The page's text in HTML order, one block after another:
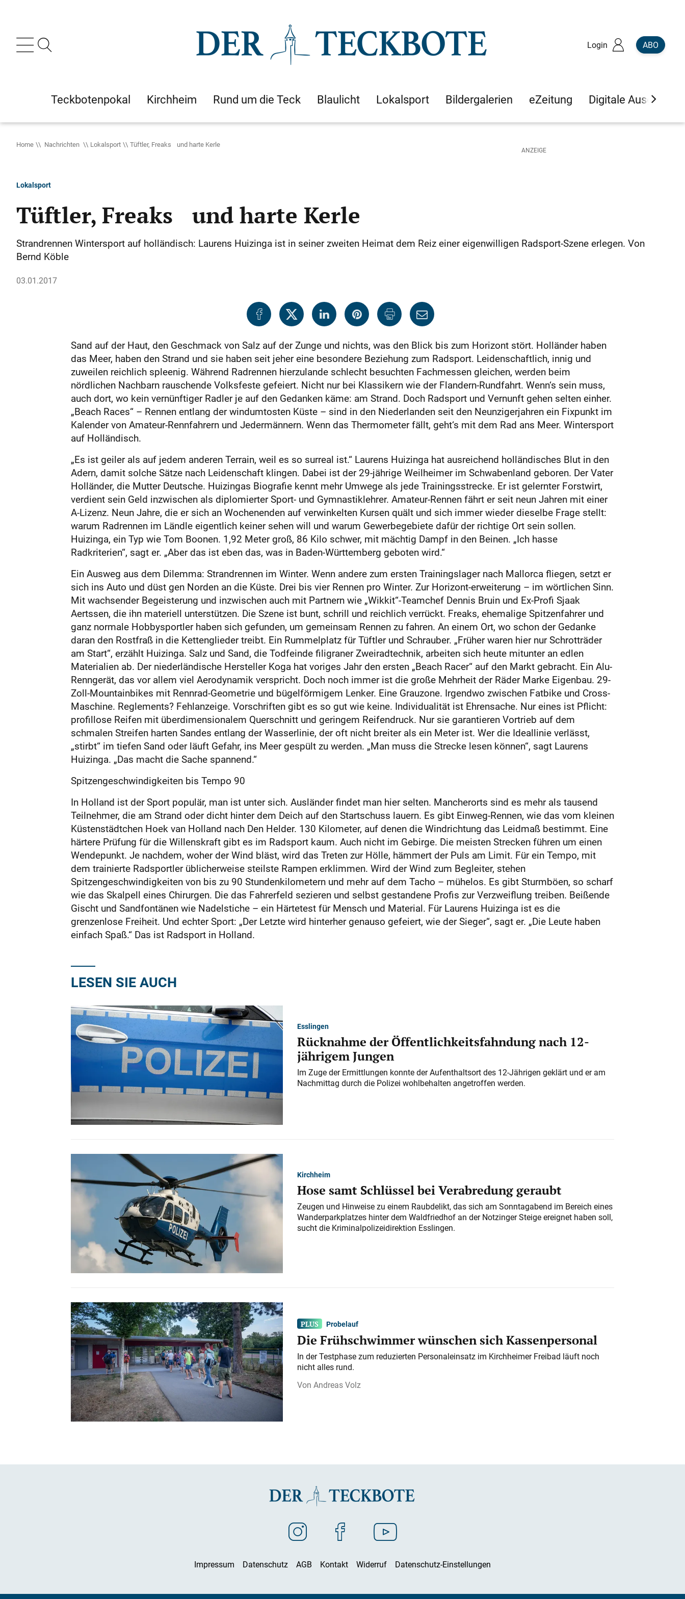
Login ABO
Teckbotenpokal Kirchheim Rund um die Teck Blaulicht Lokalsport Bildergalerien eZeitung Digitale Ausgaben
Home Nachrichten Lokalsport Tüftler, Freaks und harte Kerle
Lokalsport
Tüftler, Freaks und harte Kerle
Strandrennen Wintersport auf holländisch: Laurens Huizinga ist in seiner zweiten Heimat dem Reiz einer eigenwilligen Radsport-Szene erlegen. Von
Bernd Köble
03.01.2017
Sand auf der Haut, den Geschmack von Salz auf der Zunge und nichts, was den Blick bis zum Horizont stört. Holländer haben
das Meer, haben den Strand und sie haben seit jeher eine besondere Beziehung zum Radsport. Leidenschaftlich, innig und
zuweilen reichlich spleenig. Während Radrennen hierzulande schlecht besuchten Fachmessen gleichen, werden beim
nördlichen Nachbarn rauschende Volksfeste gefeiert. Nicht nur bei Klassikern wie der Flandern-Rundfahrt. Wenn‘s sein muss,
auch dort, wo kein vernünftiger Radler je auf den Gedanken käme: am Strand. Doch Radsport und Vernunft gehen selten einher.
„Beach Races“ – Rennen entlang der windumtosten Küste – sind in den Niederlanden seit den Neunzigerjahren ein Fixpunkt im
Kalender von Amateur-Rennfahrern und Jedermännern. Wenn das Thermometer fällt, geht‘s mit dem Rad ans Meer. Wintersport
auf Holländisch.
„Es ist geiler als auf jedem anderen Terrain, weil es so surreal ist.“ Laurens Huizinga hat ausreichend holländisches Blut in den
Adern, damit solche Sätze nach Leidenschaft klingen. Dabei ist der 29-jährige Weilheimer im Schwabenland geboren. Der Vater
Holländer, die Mutter Deutsche. Huizingas Biografie kennt mehr Umwege als jede Trainingsstrecke. Er ist gelernter Forstwirt,
verdient sein Geld inzwischen als diplomierter Sport- und Gymnastiklehrer. Amateur-Rennen fährt er seit neun Jahren mit einer
A-Lizenz. Neun Jahre, die er sich an Wochenenden auf verwinkelten Kursen quält und sich immer wieder dieselbe Frage stellt:
warum Radrennen im Ländle eigentlich keiner sehen will und warum Gewerbegebiete dafür der richtige Ort sein sollen.
Huizinga, ein Typ wie Tom Boonen. 1,92 Meter groß, 86 Kilo schwer, mit mächtig Dampf in den Beinen. „Ich hasse
Radkriterien“, sagt er. „Aber das ist eben das, was in Baden-Württemberg geboten wird.“
Ein Ausweg aus dem Dilemma: Strandrennen im Winter. Wenn andere zum ersten Trainingslager nach Mallorca fliegen, setzt er
sich ins Auto und düst gen Norden an die Küste. Drei bis vier Rennen pro Winter. Zur Horizont-erweiterung – im wörtlichen Sinn.
Mit wachsender Begeisterung und inzwischen auch mit Partnern wie „Wikkit“-Teamchef Dennis Bruin und Ex-Profi Sjaak
Aertssen, die ihn materiell unterstützen. Die Szene ist bunt, schrill und reichlich verrückt. Freaks, ehemalige Spitzenfahrer und
ganz normale Hobbysportler haben sich gefunden, um gemeinsam Rennen zu fahren. An einem Ort, wo schon der Gedanke
daran den Rostfraß in die Kettenglieder treibt. Ein Rummelplatz für Tüftler und Schrauber. „Früher waren hier nur Schrotträder
am Start“, erzählt Huizinga. Salz und Sand, die Todfeinde filigraner Zweiradtechnik, arbeiten sich heute mitunter an edlen
Materialien ab. Der niederländische Hersteller Koga hat voriges Jahr den ersten „Beach Racer“ auf den Markt gebracht. Ein Alu-
Renngerät, das vor allem viel Aerodynamik verspricht. Doch noch immer ist die große Mehrheit der Räder Marke Eigenbau. 29-
Zoll-Mountainbikes mit Rennrad-Geometrie und bügelförmigem Lenker. Eine Grauzone. Irgendwo zwischen Fatbike und Cross-
Maschine. Reglements? Fehlanzeige. Vorschriften gibt es so gut wie keine. Individualität ist Ehrensache. Nur eines ist Pflicht:
profillose Reifen mit überdimensionalem Querschnitt und geringem Reifendruck. Nur sie garantieren Vortrieb auf dem
schmalen Streifen harten Sandes entlang der Wasserlinie, der oft nicht breiter als ein Meter ist. Wer die Ideallinie verlässt,
„stirbt“ im tiefen Sand oder läuft Gefahr, ins Meer gespült zu werden. „Man muss die Strecke lesen können“, sagt Laurens
Huizinga. „Das macht die Sache spannend.“
Spitzengeschwindigkeiten bis Tempo 90
In Holland ist der Sport populär, man ist unter sich. Ausländer findet man hier selten. Mancherorts sind es mehr als tausend
Teilnehmer, die am Strand oder dicht hinter dem Deich auf den Startschuss lauern. Es gibt Einweg-Rennen, wie das vom kleinen
Küstenstädtchen Hoek van Holland nach Den Helder. 130 Kilometer, auf denen die Windrichtung das Leidmaß bestimmt. Eine
härtere Prüfung für die Willenskraft gibt es im Radsport kaum. Auch nicht im Gebirge. Die meisten Strecken führen um einen
Wendepunkt. Je nachdem, woher der Wind bläst, wird das Treten zur Hölle, hämmert der Puls am Limit. Für ein Tempo, mit
dem trainierte Radsportler üblicherweise steilste Rampen erklimmen. Wird der Wind zum Begleiter, stehen
Spitzengeschwindigkeiten von bis zu 90 Stundenkilometern und mehr auf dem Tacho – mühelos. Es gibt Sturmböen, so scharf
wie das Skalpell eines Chirurgen. Die das Fahrerfeld sezieren und selbst gestandene Profis zur Verzweiflung treiben. Beißende
Gischt und Sandfontänen wie Nadelstiche – ein Härtetest für Mensch und Material. Für Laurens Huizinga ist es die
grenzenlose Freiheit. Und echter Sport: „Der Letzte wird hinterher genauso gefeiert, wie der Sieger“, sagt er. „Die Leute haben
einfach Spaß.“ Das ist Radsport in Holland.
LESEN SIE AUCH
Esslingen
Rücknahme der Öffentlichkeitsfahndung nach 12-
jährigem Jungen
Im Zuge der Ermittlungen konnte der Aufenthaltsort des 12-Jährigen geklärt und er am
Nachmittag durch die Polizei wohlbehalten angetroffen werden.
Kirchheim
Hose samt Schlüssel bei Verabredung geraubt
Zeugen und Hinweise zu einem Raubdelikt, das sich am Sonntagabend im Bereich eines
Wanderparkplatzes hinter dem Waldfriedhof an der Notzinger Steige ereignet haben soll,
sucht die Kriminalpolizeidirektion Esslingen.
Probelauf
Die Frühschwimmer wünschen sich Kassenpersonal
In der Testphase zum reduzierten Personaleinsatz im Kirchheimer Freibad läuft noch
nicht alles rund.
Andreas Volz
Impressum Datenschutz AGB Kontakt Widerruf Datenschutz-Einstellungen